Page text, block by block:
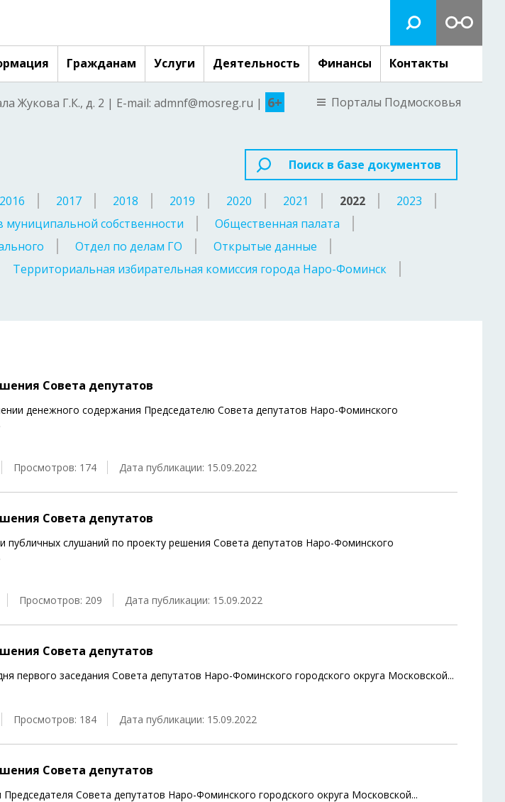
Гражданам Услуги Деятельность Финансы Контакты
Жукова Г.К., д. 2 | E-mail: admnf@mosreg.ru | 6+ Порталы Подмосковья
Поиск в базе документов
2016 2017 2018 2019 2020 2021 2022
2023
собственности
Общественная палата
Отдел по делам ГО
Открытые данные
Территориальная избирательная комиссия города Наро-Фоминск
Совета депутатов
денежного содержания Председателю Совета депутатов Наро-Фоминского
Просмотров: 174 Дата публикации: 15.09.2022
Совета депутатов
публичных слушаний по проекту решения Совета депутатов Наро-Фоминского
Просмотров: 209 Дата публикации: 15.09.2022
Совета депутатов
первого заседания Совета депутатов Наро-Фоминского городского округа Московской...
Просмотров: 184 Дата публикации: 15.09.2022
Совета депутатов
Совета депутатов Наро-Фоминского городского округа Московской...